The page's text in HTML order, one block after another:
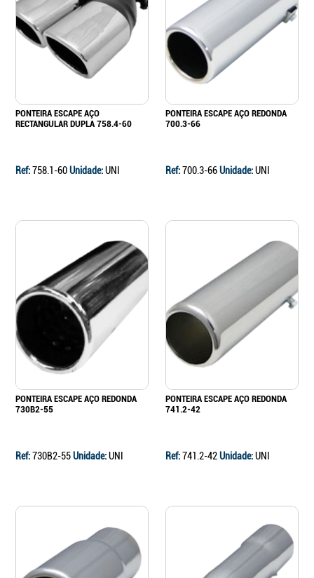
PONTEIRA ESCAPE AÇO
RECTANGULAR DUPLA 758.4-60
Ref:758.1-60Unidade:UNI
PONTEIRA ESCAPE AÇO REDONDA
700.3-66
Ref:700.3-66Unidade:UNI
PONTEIRA ESCAPE AÇO REDONDA
730B2-55
Ref:730B2-55Unidade:UNI
PONTEIRA ESCAPE AÇO REDONDA
741.2-42
Ref:741.2-42Unidade:UNI